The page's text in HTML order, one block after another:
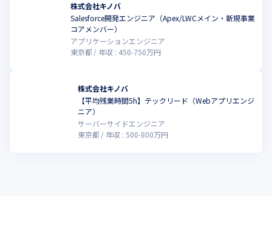
経済産業省基準に適合した網羅性の高い診断が自動で定期的に実
行され、結果は直感的に把握でき、詳細なレポートも出力可能で
Slackやメールでの通知機能により、確認漏れも防げます。
株式会社キノバ
Salesforce開発エンジニア（Apex/LWCメイン・新規事業
コアメンバー）
アプリケーションエンジニア
東京都
年収 : 450-750万円
株式会社キノバ
【平均残業時間5h】テックリード（Webアプリエンジ
ニア）
サーバーサイドエンジニア
東京都
年収 : 500-800万円